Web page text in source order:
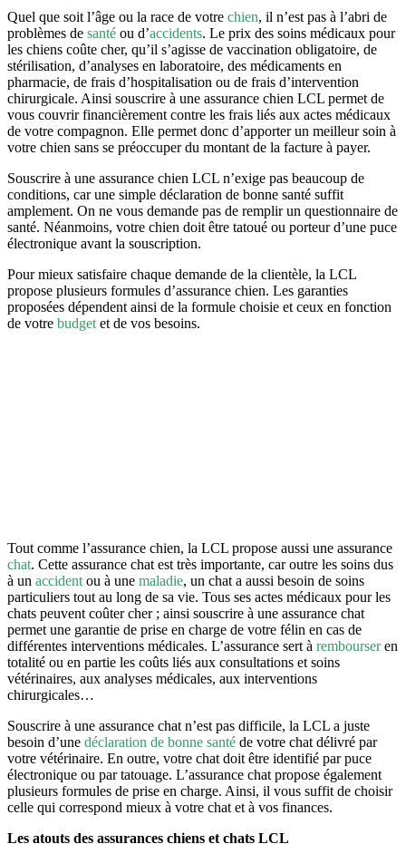
Quel que soit l’âge ou la race de votre chien, il n’est pas à l’abri de
problèmes de santé ou d’accidents. Le prix des soins médicaux pour
les chiens coûte cher, qu’il s’agisse de vaccination obligatoire, de
stérilisation, d’analyses en laboratoire, des médicaments en
pharmacie, de frais d’hospitalisation ou de frais d’intervention
chirurgicale. Ainsi souscrire à une assurance chien LCL permet de
vous couvrir financièrement contre les frais liés aux actes médicaux
de votre compagnon. Elle permet donc d’apporter un meilleur soin à
votre chien sans se préoccuper du montant de la facture à payer.
Souscrire à une assurance chien LCL n’exige pas beaucoup de
conditions, car une simple déclaration de bonne santé suffit
amplement. On ne vous demande pas de remplir un questionnaire de
santé. Néanmoins, votre chien doit être tatoué ou porteur d’une puce
électronique avant la souscription.
Pour mieux satisfaire chaque demande de la clientèle, la LCL
propose plusieurs formules d’assurance chien. Les garanties
proposées dépendent ainsi de la formule choisie et ceux en fonction
de votre budget et de vos besoins.
Tout comme l’assurance chien, la LCL propose aussi une assurance
chat. Cette assurance chat est très importante, car outre les soins dus
à un accident ou à une maladie, un chat a aussi besoin de soins
particuliers tout au long de sa vie. Tous ses actes médicaux pour les
chats peuvent coûter cher ; ainsi souscrire à une assurance chat
permet une garantie de prise en charge de votre félin en cas de
différentes interventions médicales. L’assurance sert à rembourseren
totalité ou en partie les coûts liés aux consultations et soins
vétérinaires, aux analyses médicales, aux interventions
chirurgicales…
Souscrire à une assurance chat n’est pas difficile, la LCL a juste
besoin d’une déclaration de bonne santé de votre chat délivré par
votre vétérinaire. En outre, votre chat doit être identifié par puce
électronique ou par tatouage. L’assurance chat propose également
plusieurs formules de prise en charge. Ainsi, il vous suffit de choisir
celle qui correspond mieux à votre chat et à vos finances.
Les atouts des assurances chiens et chats LCL